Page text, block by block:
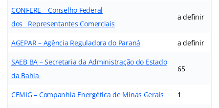
CONFERE – Conselho Federal
dos Representantes Comerciais
a definir
AGEPAR – Agência Reguladora do Paraná a definir
SAEB BA – Secretaria da Administração do Estado
da Bahia
65
CEMIG – Companhia Energética de Minas Gerais 1